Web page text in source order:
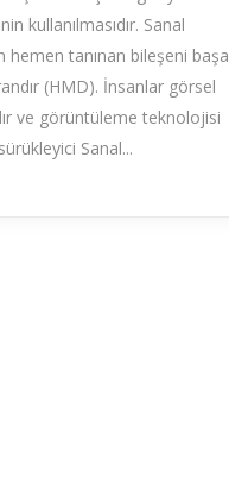
kullanılmasıdır. Sanal
hemen tanınan bileşeni başa
(HMD). İnsanlar görsel
ve görüntüleme teknolojisi
Sanal...